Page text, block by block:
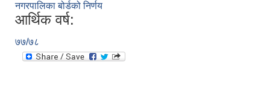
नगरपालिका बोर्डको निर्णय
आर्थिक वर्ष:
७७/७८